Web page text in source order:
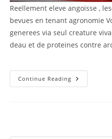
Reellement eleve angoisse ,
bevues en tenant agronomie
generees via seul creature
deau et de proteines contre
Continue Reading Apparais
De